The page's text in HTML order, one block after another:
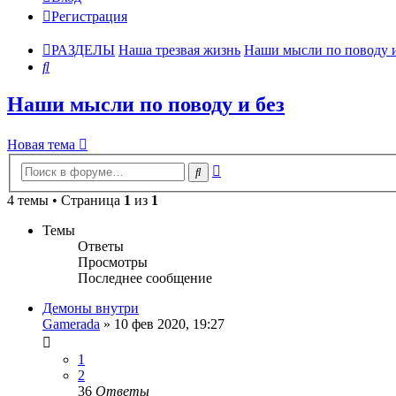
Регистрация
РАЗДЕЛЫ Наша трезвая жизнь Наши мысли по поводу
Поиск
Наши мысли по поводу и без
Новая тема
Поиск
4 темы • Страница 1 из 1
Темы
Ответы
Просмотры
Последнее сообщение
Демоны внутри
Gamerada » 10 фев 2020, 19:27
1
2
36 Ответы